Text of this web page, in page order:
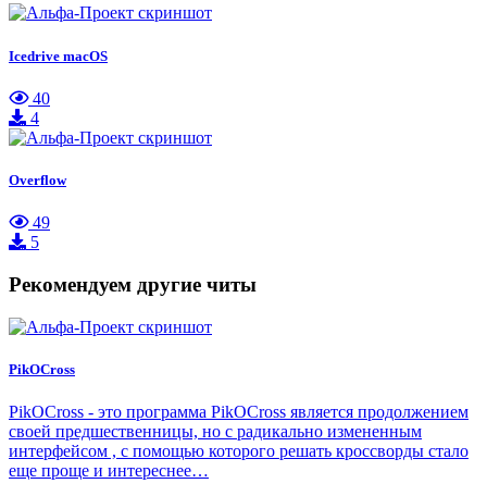
Icedrive macOS
40
4
Overflow
49
5
Рекомендуем другие читы
PikOCross
PikOCross - это программа PikOCross является продолжением
своей предшественницы, но с радикально измененным
интерфейсом , с помощью которого решать кроссворды стало
еще проще и интереснее…